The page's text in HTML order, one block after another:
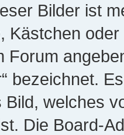
Bilder ist
Kästchen
Forum
bezeichnet.
Bild, welches
Die Board-